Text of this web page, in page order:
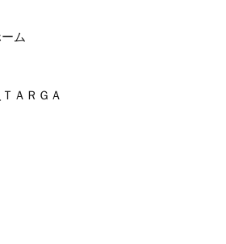
ム
ＡＲＧＡ